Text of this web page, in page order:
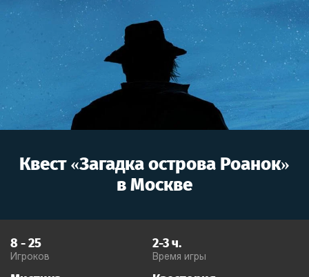
Квест «Загадка острова Роанок»
вМоскве
8-25
Игроков
2-3ч.
Время игры